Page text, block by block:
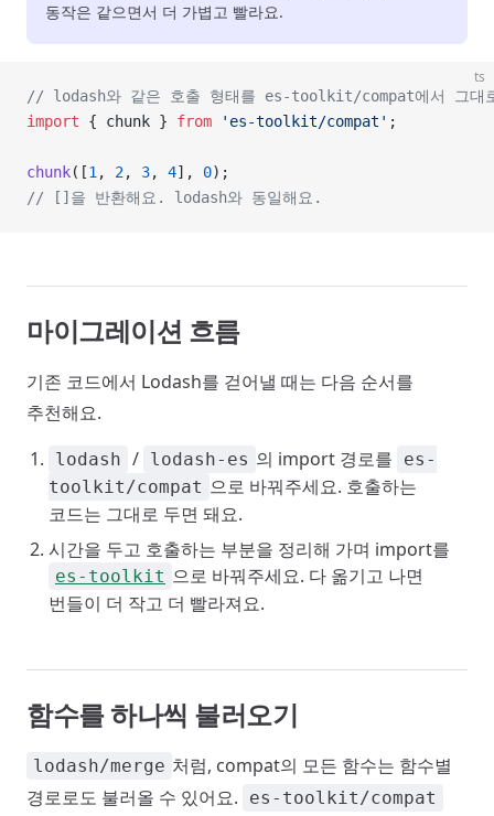
동작은 같으면서 더 가볍고 빨라요.
ts
// lodash와 같은 호출 형태를 es-toolkit/compat에서 그대
import { chunk } from 'es-toolkit/compat' ;
chunk([1 , 2, 3, 4], 0);
// []을 반환해요. lodash와 동일해요.
마이그레이션 흐름
기존 코드에서 Lodash를 걷어낼 때는 다음 순서를
추천해요.
lodash / lodash-es 의 import 경로를
es-
toolkit/compat 으로 바꿔주세요. 호출하는
코드는 그대로 두면 돼요.
시간을 두고 호출하는 부분을 정리해 가며 import를
es-toolkit 으로 바꿔주세요. 다 옮기고 나면
번들이 더 작고 더 빨라져요.
함수를 하나씩 불러오기
lodash/merge 처럼, compat의 모든 함수는 함수별
경로로도 불러올 수 있어요.
es-toolkit/compat